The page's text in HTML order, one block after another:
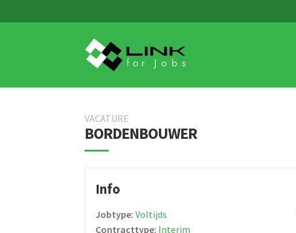
to
navigation
to
content
VACATURE
BORDENBOUWER
Info
Jobtype:Voltijds
Contracttype: Interim